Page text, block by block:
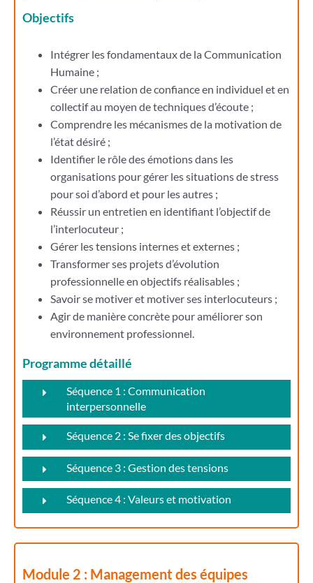
Objectifs
Intégrer les fondamentaux de la Communication
Humaine ;
Créer une relation de confiance en individuel et en
collectif au moyen de techniques d’écoute ;
Comprendre les mécanismes de la motivation de
l’état désiré ;
Identifier le rôle des émotions dans les
organisations pour gérer les situations de stress
pour soi d’abord et pour les autres ;
Réussir un entretien en identifiant l’objectif de
l’interlocuteur ;
Gérer les tensions internes et externes ;
Transformer ses projets d’évolution
professionnelle en objectifs réalisables ;
Savoir se motiver et motiver ses interlocuteurs ;
Agir de manière concrète pour améliorer son
environnement professionnel.
Programme détaillé
Séquence 1 : Communication
interpersonnelle
Séquence 2 : Se fixer des objectifs
Séquence 3 : Gestion des tensions
Séquence 4 : Valeurs et motivation
Module 2 : Management des équipes